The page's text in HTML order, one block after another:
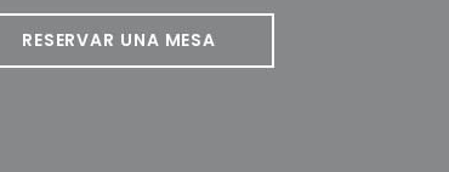
RESERVAR UNA MESA